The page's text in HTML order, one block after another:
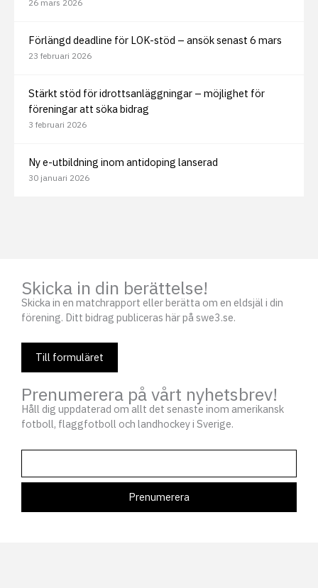
26 mars 2026
Förlängd deadline för LOK-stöd – ansök senast 6 mars
23 februari 2026
Stärkt stöd för idrottsanläggningar – möjlighet för
föreningar att söka bidrag
3 februari 2026
Ny e-utbildning inom antidoping lanserad
30 januari 2026
Skicka in din berättelse!
Skicka in en matchrapport eller berätta om en eldsjäl i din
förening. Ditt bidrag publiceras här på swe3.se.
Till formuläret
Prenumerera på vårt nyhetsbrev!
Håll dig uppdaterad om allt det senaste inom amerikansk
fotboll, flaggfotboll och landhockey i Sverige.